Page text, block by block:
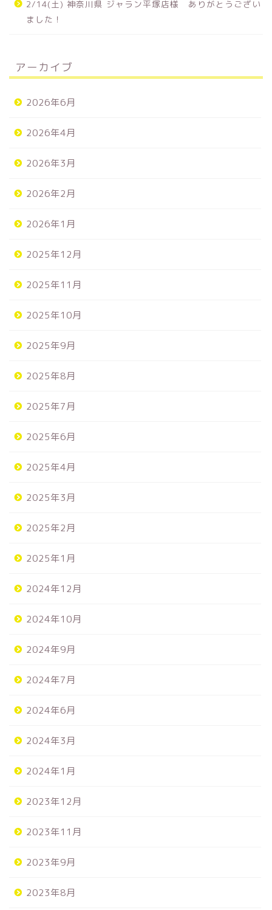
2/14(土) 神奈川県 ジャラン平塚店様 ありがとうござい
ました！
アーカイブ
2026年6月
2026年4月
2026年3月
2026年2月
2026年1月
2025年12月
2025年11月
2025年10月
2025年9月
2025年8月
2025年7月
2025年6月
2025年4月
2025年3月
2025年2月
2025年1月
2024年12月
2024年10月
2024年9月
2024年7月
2024年6月
2024年3月
2024年1月
2023年12月
2023年11月
2023年9月
2023年8月